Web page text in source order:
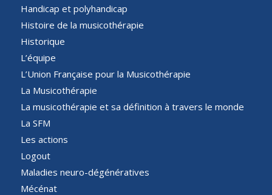
Handicap et polyhandicap
Histoire de la musicothérapie
Historique
L’équipe
L’Union Française pour la Musicothérapie
La Musicothérapie
La musicothérapie et sa définition à travers le monde
La SFM
Les actions
Logout
Maladies neuro-dégénératives
Mécénat